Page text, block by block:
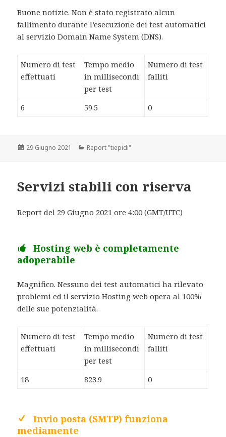
Buone notizie. Non è stato registrato alcun
fallimento durante l’esecuzione dei test automatici
al servizio Domain Name System (DNS).
Numero di test
effettuati
Tempo medio
in millisecondi
per test
Numero di test
falliti
6 59.5 0
Scritto
29 Giugno 2021 Categorie
Report "tiepidi"
Servizi stabili con riserva
Report del 29 Giugno 2021 ore 4:00 (GMT/UTC)
Hosting web è completamente
adoperabile
Magnifico. Nessuno dei test automatici ha rilevato
problemi ed il servizio Hosting web opera al 100%
delle sue potenzialità.
Numero di test
effettuati
Tempo medio
in millisecondi
per test
Numero di test
falliti
18 823.9 0
Invio posta (SMTP) funziona
mediamente